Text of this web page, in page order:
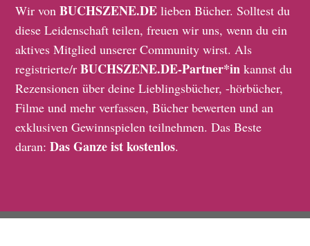
Wir vonBUCHSZENE.DE lieben Bücher. Solltest du
diese Leidenschaft teilen, freuen wir uns, wenn du ein
aktives Mitglied unserer Community wirst. Als
registrierte/rBUCHSZENE.DE-Partner*in kannst du
Rezensionen über deine Lieblingsbücher, -hörbücher,
Filme und mehr verfassen, Bücher bewerten und an
exklusiven Gewinnspielen teilnehmen. Das Beste
daran:Das Ganze ist kostenlos.